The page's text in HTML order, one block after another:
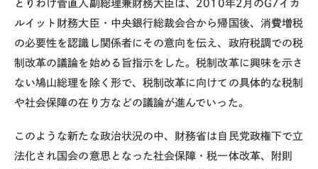
とりわけ菅直人副総理兼財務大臣は、2010年2月のG7イカ
ルイット財務大臣・中央銀行総裁会合から帰国後、消費増税
の必要性を認識し関係者にその意向を伝え、政府税調での税
制改革の議論を始める旨指示をした。税制改革に興味を示さ
ない鳩山総理を除く形で、税制改革に向けての具体的な税制
や社会保障の在り方などの議論が進んでいった。
このような新たな政治状況の中、財務省は自民党政権下で立
法化され国会の意思となった社会保障・税一体改革、附則